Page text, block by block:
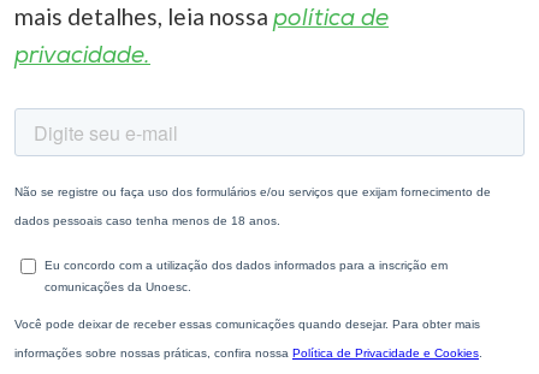
mais detalhes, leia nossa política de
privacidade.